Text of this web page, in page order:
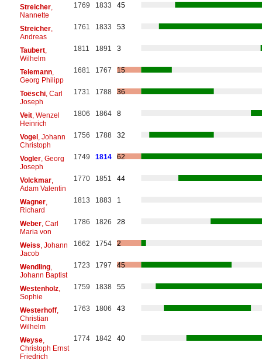
Streicher,
Nannette
1769 1833 45
Streicher,
Andreas
1761 1833 53
Taubert,
Wilhelm
1811 1891 3
Telemann,
Georg Philipp
1681 1767 15
Toëschi, Carl
Joseph
1731 1788 36
Veit, Wenzel
Heinrich
1806 1864 8
Vogel, Johann
Christoph
1756 1788 32
Vogler, Georg
Joseph
1749 1814 62
Volckmar,
Adam Valentin
1770 1851 44
Wagner,
Richard
1813 1883 1
Weber, Carl
Maria von
1786 1826 28
Weiss , Johann
Jacob
1662 1754 2
Wendling,
Johann Baptist
1723 1797 45
Westenholz,
Sophie
1759 1838 55
Westerhoff,
Christian
Wilhelm
1763 1806 43
Weyse,
Christoph Ernst
Friedrich
1774 1842 40